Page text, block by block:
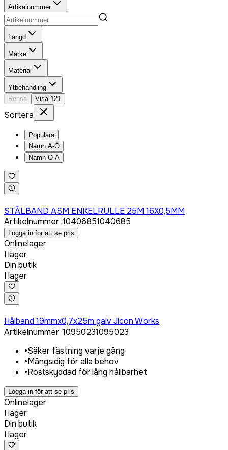
Artikelnummer
Längd
Märke
Material
Ytbehandling
Rensa
Visa 121
Sortera
Populära
Namn A-Ö
Namn Ö-A
STÅLBAND ASM ENKELRULLE 25M 16X0,5MM
Artikelnummer:10406851040685
Logga in för att se pris
Onlinelager
I lager
Din butik
I lager
Hålband 19mmx0,7x25m galv Jicon Works
Artikelnummer:10950231095023
•Säker fästning varje gång
•Mångsidig för alla behov
•Rostskyddad för lång hållbarhet
Logga in för att se pris
Onlinelager
I lager
Din butik
I lager